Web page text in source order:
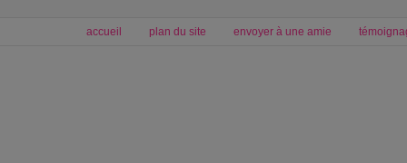
accueil plan du site envoyer à une amie